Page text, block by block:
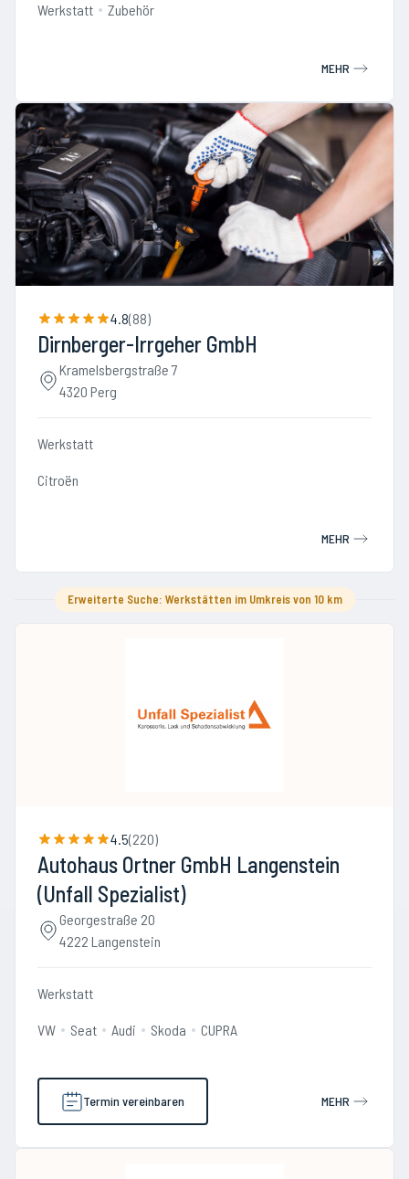
Werkstatt Zubehör
MEHR
4.8(88)
Dirnberger-Irrgeher GmbH
Kramelsbergstraße 7
4320 Perg
Werkstatt
Citroën
MEHR
Erweiterte Suche: Werkstätten im Umkreis von 10 km
4.5(220)
Autohaus Ortner GmbH Langenstein
(Unfall Spezialist)
Georgestraße 20
4222 Langenstein
Werkstatt
VW Seat Audi Skoda CUPRA
Termin vereinbaren MEHR